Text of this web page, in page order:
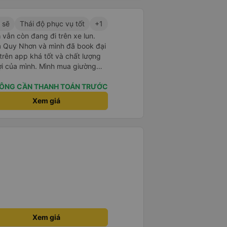
sẽ Thái độ phục vụ tốt
+1
còn đang đi trên xe lun.
Nhơn và mình đã book đại
app khá tốt và chất lượng
của mình. Mình mua giường
viên của nhà xe phải nói là
chuyến đi mình có gọi
trợ mình nói chuyện
mình lên xe trung chuyển và
CẦN THANH TOÁN TRƯỚC
Xem giá
Xem giá